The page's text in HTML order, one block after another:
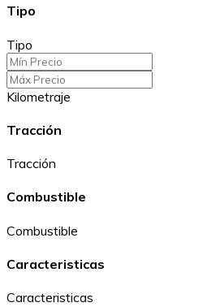
Tipo
Tipo
Kilometraje
Tracción
Tracción
Combustible
Combustible
Caracteristicas
Caracteristicas